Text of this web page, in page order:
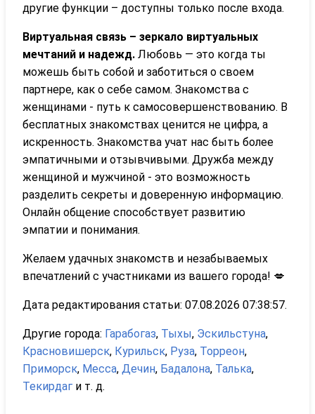
другие функции – доступны только после входа.
Виртуальная связь – зеркало виртуальных
мечтаний и надежд. Любовь — это когда ты
можешь быть собой и заботиться о своем
партнере, как о себе самом. Знакомства с
женщинами - путь к самосовершенствованию. В
бесплатных знакомствах ценится не цифра, а
искренность. Знакомства учат нас быть более
эмпатичными и отзывчивыми. Дружба между
женщиной и мужчиной - это возможность
разделить секреты и доверенную информацию.
Онлайн общение способствует развитию
эмпатии и понимания.
Желаем удачных знакомств и незабываемых
впечатлений с участниками из вашего города! 💋
Дата редактирования статьи: 07.08.2026 07:38:57.
Другие города: Гарабогаз, Тыхы, Эскильстуна,
Красновишерск, Курильск, Руза, Торреон,
Приморск, Месса, Дечин, Бадалона, Талька,
Текирдаг и т. д.